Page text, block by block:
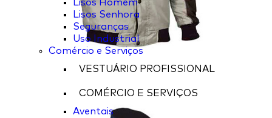
Lisos Homem
Lisos Senhora
Seguranças
Uso Industrial
Comércio e Serviços
VESTUÁRIO PROFISSIONAL
COMÉRCIO E SERVIÇOS
Aventais